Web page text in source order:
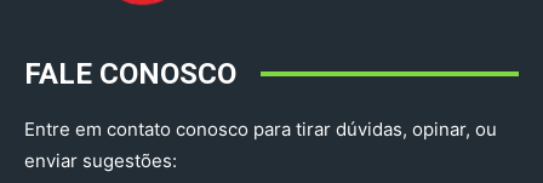
FALE CONOSCO
Entre em contato conosco para tirar dúvidas, opinar, ou
enviar sugestões: